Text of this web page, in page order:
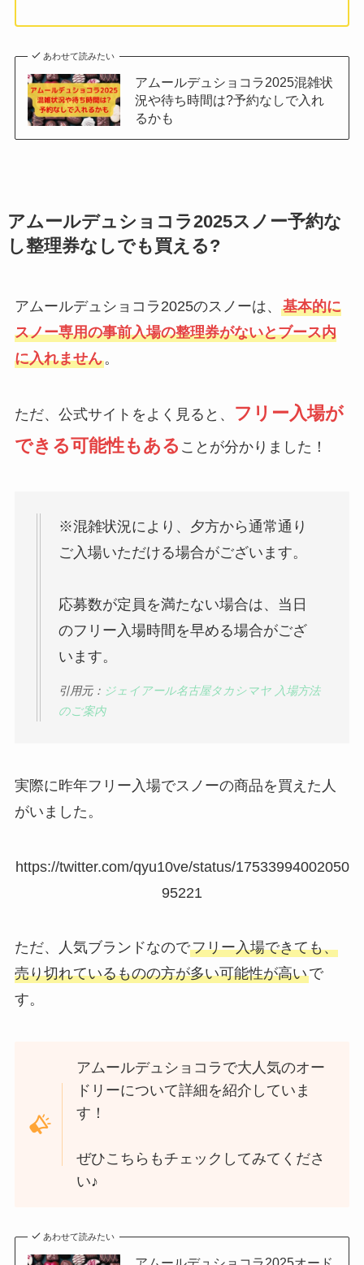
あわせて読みたい
アムールデュショコラ2025混雑状
況や待ち時間は?予約なしで入れ
るかも
アムールデュショコラ2025スノー予約な
し整理券なしでも買える?
アムールデュショコラ2025のスノーは、 基本的に
スノー専用の事前入場の整理券がないとブース内
に入れません。
ただ、公式サイトをよく見ると、
フリー入場が
できる可能性もある ことが分かりました！
※混雑状況により、夕方から通常通り
ご入場いただける場合がございます。
応募数が定員を満たない場合は、当日
のフリー入場時間を早める場合がござ
います。
引用元： ジェイアール名古屋タカシマヤ 入場方法
のご案内
実際に昨年フリー入場でスノーの商品を買えた人
がいました。
https://twitter.com/qyu10ve/status/17533994002050
95221
ただ、人気ブランドなのでフリー入場できても、
売り切れているものの方が多い可能性が高いで
す。
アムールデュショコラで大人気のオー
ドリーについて詳細を紹介していま
す！
ぜひこちらもチェックしてみてくださ
い♪
あわせて読みたい